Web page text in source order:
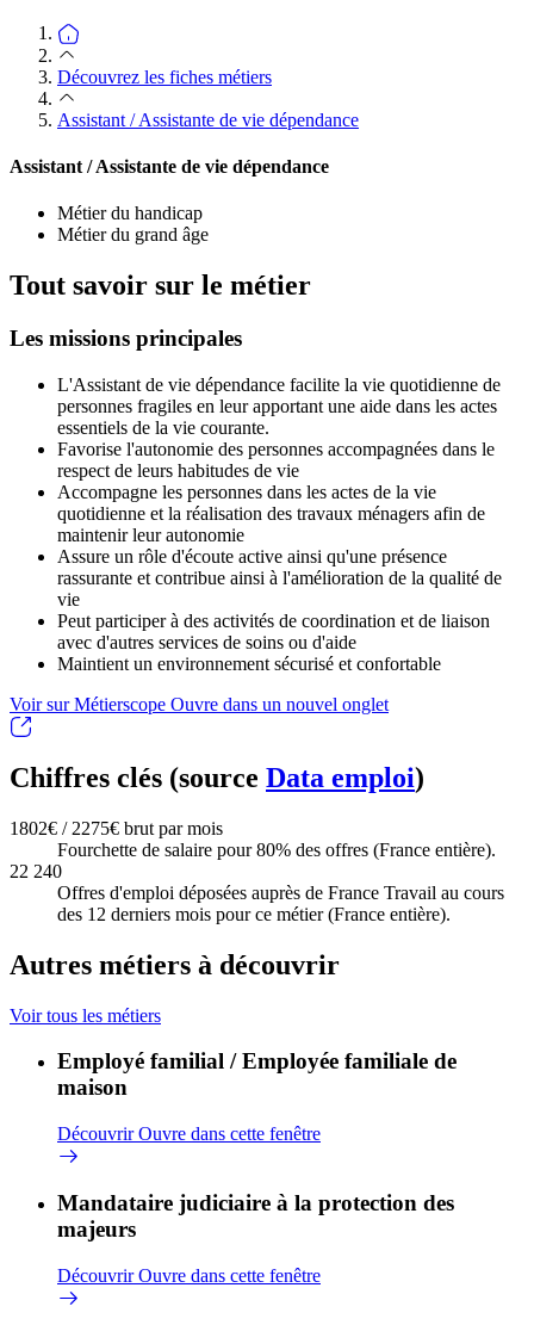
Découvrez les fiches métiers
Assistant / Assistante de vie dépendance
Assistant / Assistante de vie dépendance
Métier du handicap
Métier du grand âge
Tout savoir sur le métier
Les missions principales
L'Assistant de vie dépendance facilite la vie quotidienne de
personnes fragiles en leur apportant une aide dans les actes
essentiels de la vie courante.
Favorise l'autonomie des personnes accompagnées dans le
respect de leurs habitudes de vie
Accompagne les personnes dans les actes de la vie
quotidienne et la réalisation des travaux ménagers afin de
maintenir leur autonomie
Assure un rôle d'écoute active ainsi qu'une présence
rassurante et contribue ainsi à l'amélioration de la qualité de
vie
Peut participer à des activités de coordination et de liaison
avec d'autres services de soins ou d'aide
Maintient un environnement sécurisé et confortable
Voir sur Métierscope Ouvre dans un nouvel onglet
Chiffres clés (source Data emploi)
1802€ / 2275€ brut par mois
Fourchette de salaire pour 80% des offres (France entière).
22 240
Offres d'emploi déposées auprès de France Travail au cours
des 12 derniers mois pour ce métier (France entière).
Autres métiers à découvrir
Voir tous les métiers
Employé familial / Employée familiale de
maison
DécouvrirOuvre dans cette fenêtre
Mandataire judiciaire à la protection des
majeurs
DécouvrirOuvre dans cette fenêtre